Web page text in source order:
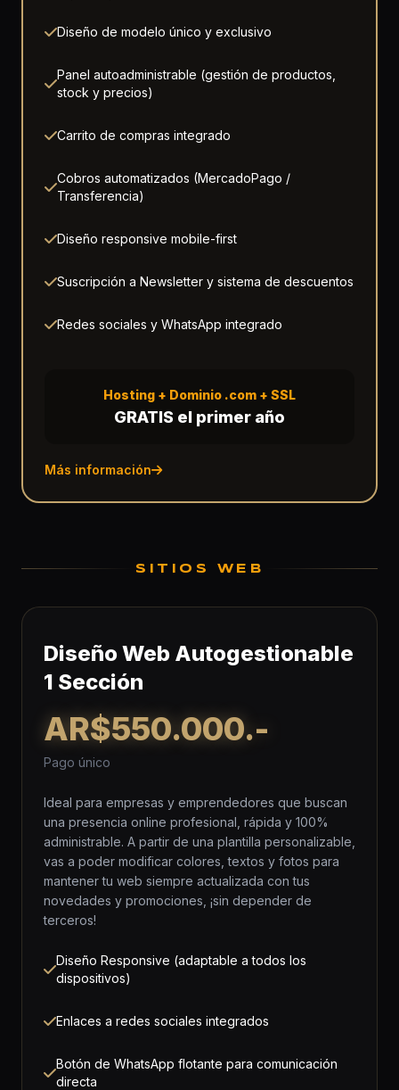
Diseño de modelo único y exclusivo
Panel autoadministrable (gestión de productos,
stock y precios)
Carrito de compras integrado
Cobros automatizados (MercadoPago /
Transferencia)
Diseño responsive mobile-first
Suscripción a Newsletter y sistema de descuentos
Redes sociales y WhatsApp integrado
Hosting + Dominio .com + SSL
GRATIS el primer año
Más información
SITIOS WEB
Diseño Web Autogestionable
1 Sección
AR$550.000.-
Pago único
Ideal para empresas y emprendedores que buscan
una presencia online profesional, rápida y 100%
administrable. A partir de una plantilla personalizable,
vas a poder modificar colores, textos y fotos para
mantener tu web siempre actualizada con tus
novedades y promociones, ¡sin depender de
terceros!
Diseño Responsive (adaptable a todos los
dispositivos)
Enlaces a redes sociales integrados
Botón de WhatsApp flotante para comunicación
directa